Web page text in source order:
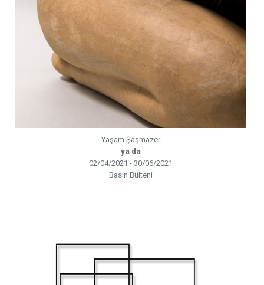
Yaşam Şaşmazer
ya da
02/04/2021 - 30/06/2021
Basın Bülteni